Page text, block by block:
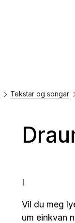
Tekstar og songar
I
Vil du meg
um einkvan